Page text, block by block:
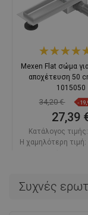
Συχνές
Mexen Flat σώμα
αποχέτευση 50
1015050
34,20 € -
27,39
Κατάλογος τιμής:
Η χαμηλότερη τιμή: